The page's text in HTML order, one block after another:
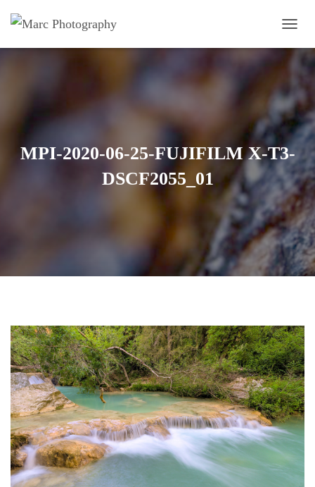
MPI-2020-06-25-FUJIFILM X-T3-
DSCF2055_01